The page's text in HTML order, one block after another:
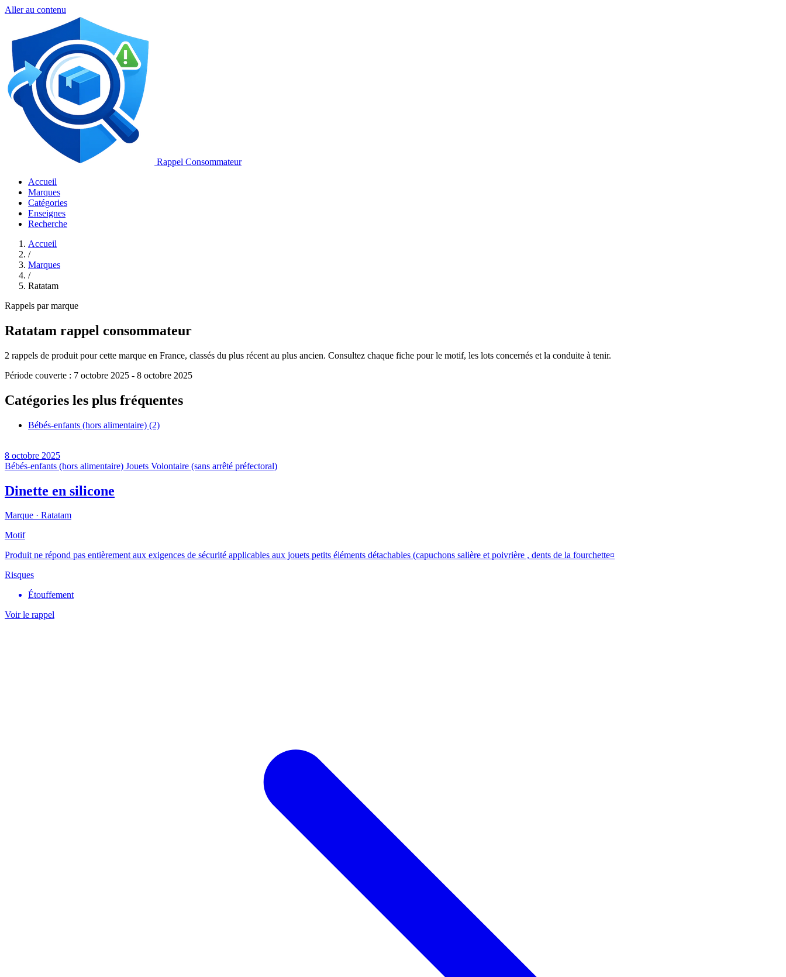
Aller au contenu
Rappel Consommateur
Accueil
Marques
Catégories
Enseignes
Recherche
Accueil
/
Marques
/
Ratatam
Rappels par marque
Ratatam rappel consommateur
2 rappels de produit pour cette marque en France, classés du plus récent au plus ancien. Consultez chaque fiche pour le motif, les lots concernés et la conduite à tenir.
Période couverte : 7 octobre 2025 - 8 octobre 2025
Catégories les plus fréquentes
Bébés-enfants (hors alimentaire) (2)
8 octobre 2025
Bébés-enfants (hors alimentaire) Jouets Volontaire (sans arrêté préfectoral)
Dinette en silicone
Marque · Ratatam
Motif
Produit ne répond pas entièrement aux exigences de sécurité applicables aux jouets petits éléments détachables (capuchons salière et poivrière , dents de la fourchette¤
Risques
Étouffement
Voir le rappel